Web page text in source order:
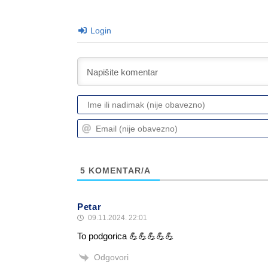
Login
5 KOMENTAR/A
Petar
09.11.2024. 22:01
To podgorica 💪💪💪💪💪
Odgovori